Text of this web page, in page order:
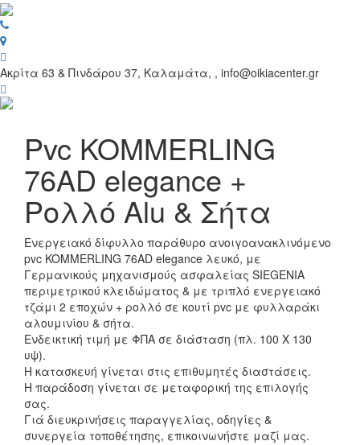
Ακρίτα 63 & Πινδάρου 37, Καλαμάτα, , info@oikiacenter.gr
Pvc KOMMERLING
76AD elegance +
Ρολλό Alu & Σήτα
Ενεργειακό δίφυλλο παράθυρο ανοιγοανακλινόμενο
pvc KOMMERLING 76AD elegance λευκό, με
Γερμανικούς μηχανισμούς ασφαλείας SIEGENIA
περιμετρικού κλειδώματος & με τριπλό ενεργειακό
τζάμι 2 εποχών + ρολλό σε κουτί pvc με φυλλαράκι
αλουμινίου & σήτα.
Ενδεικτική τιμή με ΦΠΑ σε διάσταση (πλ. 100 Χ 130
υψ).
Η κατασκευή γίνεται στις επιθυμητές διαστάσεις.
Η παράδοση γίνεται σε μεταφορική της επιλογής
σας.
Γιά διευκρινήσεις παραγγελίας, οδηγίες &
συνεργεία τοποθέτησης, επικοινωνήστε μαζί μας.